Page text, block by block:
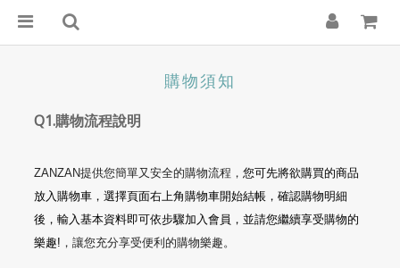
購物須知
Q1.購物流程說明
ZANZAN提供您簡單又安全的購物流程， 您可先將欲購買的商品
放入購物車，選擇頁面右上角購物車開始結帳，確認購物明細
後，輸入基本資料即可依步驟加入會員，並請您繼續享受購物的
樂趣! ，讓您充分享受便利的購物樂趣。